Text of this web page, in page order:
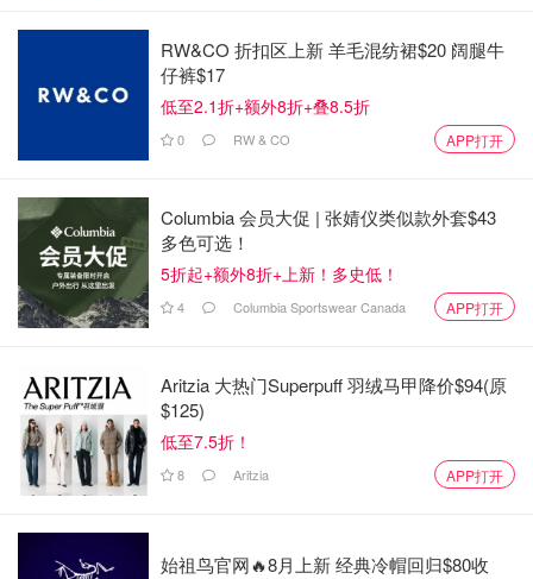
RW&CO 折扣区上新 羊毛混纺裙$20 阔腿牛
仔裤$17
低至2.1折+额外8折+叠8.5折
0 RW & CO APP打开
Columbia 会员大促 | 张婧仪类似款外套$43
多色可选！
5折起+额外8折+上新！多史低！
4 Columbia Sportswear Canada APP打开
Aritzia 大热门Superpuff 羽绒马甲降价$94(原
$125)
低至7.5折！
8 Aritzia APP打开
始祖鸟官网🔥8月上新 经典冷帽回归$80收